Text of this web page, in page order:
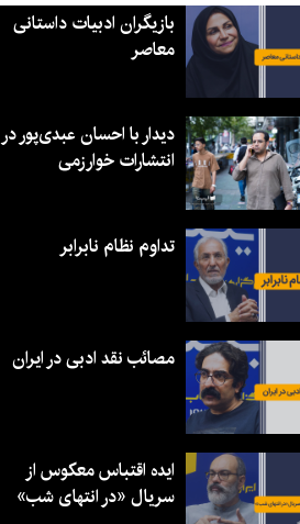
بازیگران ادبیات داستانی
معاصر
دیدار با احسان عبدی‌پور در
انتشارات خوارزمی
تداوم نظام نابرابر
مصائب نقد ادبی در ایران
ایده اقتباس معکوس از
سریال «در انتهای شب»